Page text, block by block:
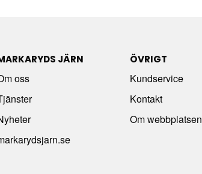
JÄRN
oss
ÖVRIGT
Kundservice
Kontakt
Om webbplatsen